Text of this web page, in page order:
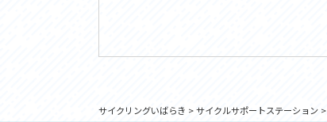
サイクリングいばらき >サイクルサポートステーション>